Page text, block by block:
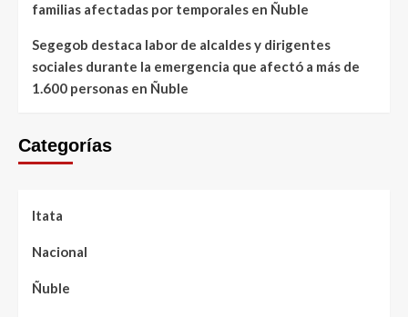
familias afectadas por temporales en Ñuble
Segegob destaca labor de alcaldes y dirigentes
sociales durante la emergencia que afectó a más de
1.600 personas en Ñuble
Categorías
Itata
Nacional
Ñuble